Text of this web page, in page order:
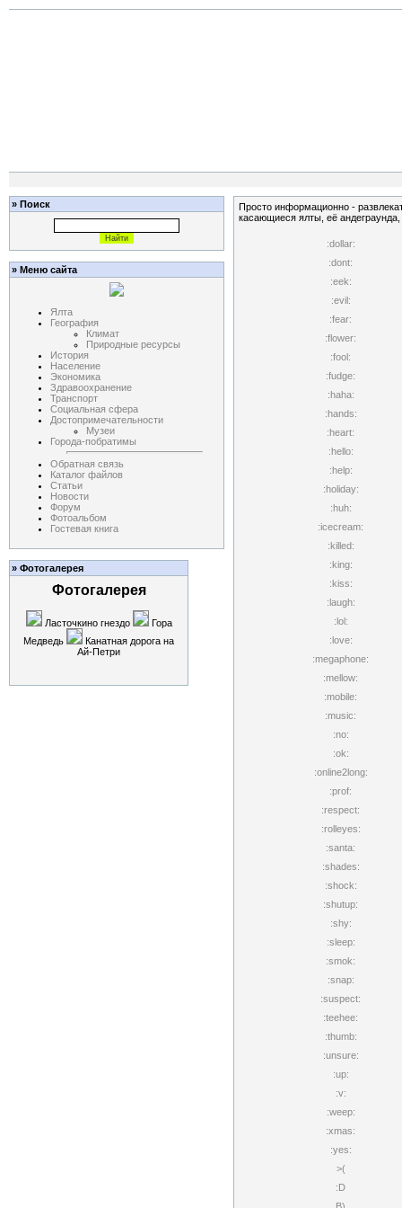
» Поиск
» Меню сайта
Ялта
География
Климат
Природные ресурсы
История
Население
Экономика
Здравоохранение
Транспорт
Социальная сфера
Достопримечательности
Музеи
Города-побратимы
Обратная связь
Каталог файлов
Статьи
Новости
Форум
Фотоальбом
Гостевая книга
» Фотогалерея
Фотогалерея
Ласточкино гнездо
Гора
Медведь
Канатная дорога на
Ай-Петри
Просто информационно -
касающиеся ялты, её
:dollar:
:dont:
:eek:
:evil:
:fear:
:flower:
:fool:
:fudge:
:haha:
:hands:
:heart:
:hello:
:help:
:holiday:
:huh:
:icecream:
:killed:
:king:
:kiss:
:laugh:
:lol:
:love:
:megaphone:
:mellow:
:mobile:
:music:
:no:
:ok:
:online2long:
:prof:
:respect:
:rolleyes:
:santa:
:shades:
:shock:
:shutup:
:shy:
:sleep:
:smok:
:snap:
:suspect:
:teehee:
:thumb:
:unsure:
:up:
:v:
:weep:
:xmas:
:yes:
>(
:D